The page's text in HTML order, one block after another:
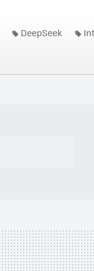
DeepSeek